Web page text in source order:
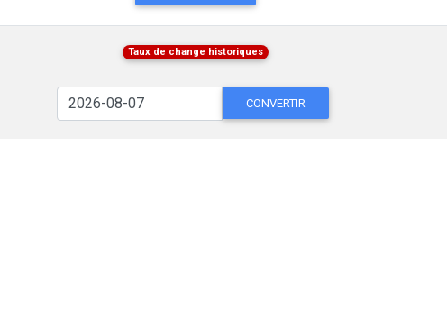
Taux de change historiques
CONVERTIR